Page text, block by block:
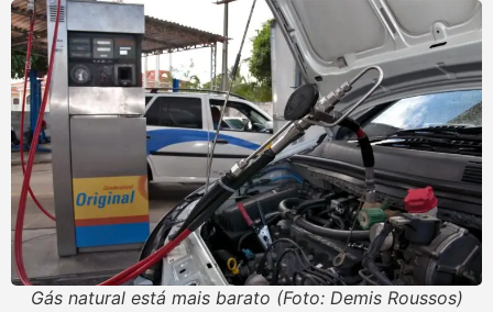
Gás natural está mais barato (Foto: Demis Roussos)